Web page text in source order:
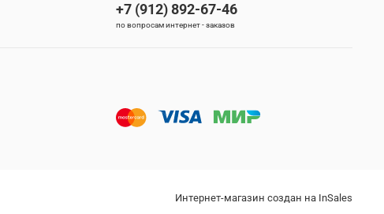
+7 (912) 892-67-46
по вопросам интернет - заказов
Интернет-магазин создан на InSales